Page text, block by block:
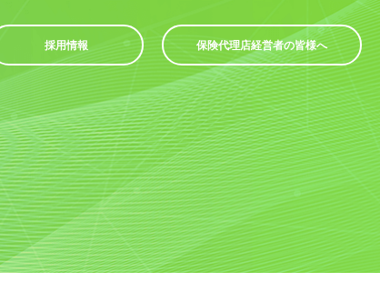
採用情報 保険代理店経営者の皆様へ